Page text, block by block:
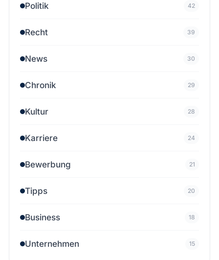
Politik 42
Recht 39
News 30
Chronik 29
Kultur 28
Karriere 24
Bewerbung 21
Tipps 20
Business 18
Unternehmen 15